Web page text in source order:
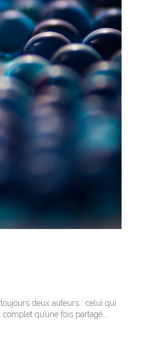
deux auteurs : celui qui
qu’une fois partagé….